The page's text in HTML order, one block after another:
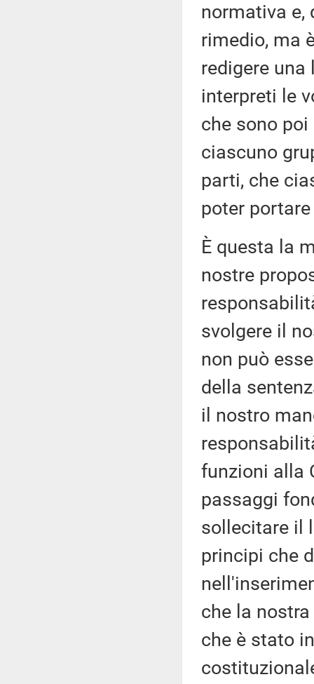
normativa e,
rimedio, ma
redigere una
interpreti le
che sono
ciascuno
parti, che
poter
È questa la
nostre
svolgere il
non può
della
il nostro
funzioni alla
passaggi
sollecitare il
principi che
che la
che è stato